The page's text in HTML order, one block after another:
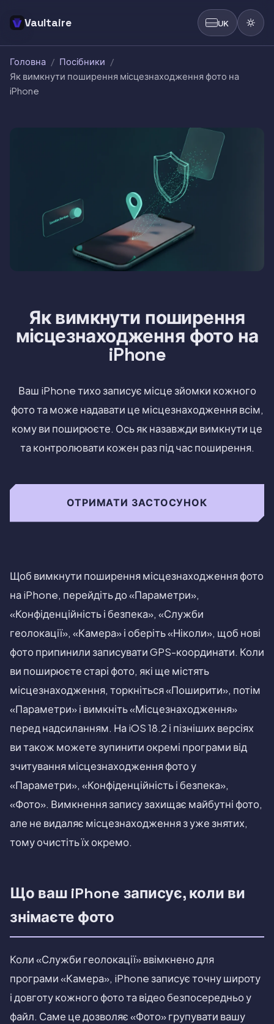
Vaultaire UK
Головна / Посібники /
Як вимкнути поширення місцезнаходження фото на
iPhone
Як вимкнути поширення
місцезнаходження фото на
iPhone
Ваш iPhone тихо записує місце зйомки кожного
фото та може надавати це місцезнаходження всім,
кому ви поширюєте. Ось як назавжди вимкнути це
та контролювати кожен раз під час поширення.
ОТРИМАТИ ЗАСТОСУНОК
Щоб вимкнути поширення місцезнаходження фото
на iPhone, перейдіть до «Параметри»,
«Конфіденційність і безпека», «Служби
геолокації», «Камера» і оберіть «Ніколи», щоб нові
фото припинили записувати GPS-координати. Коли
ви поширюєте старі фото, які ще містять
місцезнаходження, торкніться «Поширити», потім
«Параметри» і вимкніть «Місцезнаходження»
перед надсиланням. На iOS 18.2 і пізніших версіях
ви також можете зупинити окремі програми від
зчитування місцезнаходження фото у
«Параметри», «Конфіденційність і безпека»,
«Фото». Вимкнення запису захищає майбутні фото,
але не видаляє місцезнаходження з уже знятих,
тому очистіть їх окремо.
Що ваш iPhone записує, коли ви
знімаєте фото
Коли «Служби геолокації» ввімкнено для
програми «Камера», iPhone записує точну широту
і довготу кожного фото та відео безпосередньо у
файл. Саме це дозволяє «Фото» групувати вашу